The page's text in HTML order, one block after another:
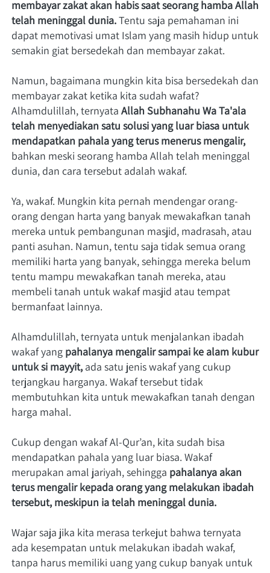
membayar zakat akan habis saat seorang hamba Allah
telah meninggal dunia. Tentu saja pemahaman ini
dapat memotivasi umat Islam yang masih hidup untuk
semakin giat bersedekah dan membayar zakat.
Namun, bagaimana mungkin kita bisa bersedekah dan
membayar zakat ketika kita sudah wafat?
Alhamdulillah, ternyata Allah Subhanahu Wa Ta'ala
telah menyediakan satu solusi yang luar biasa untuk
mendapatkan pahala yang terus menerus mengalir,
bahkan meski seorang hamba Allah telah meninggal
dunia, dan cara tersebut adalah wakaf.
Ya, wakaf. Mungkin kita pernah mendengar orang-
orang dengan harta yang banyak mewakafkan tanah
mereka untuk pembangunan masjid, madrasah, atau
panti asuhan. Namun, tentu saja tidak semua orang
memiliki harta yang banyak, sehingga mereka belum
tentu mampu mewakafkan tanah mereka, atau
membeli tanah untuk wakaf masjid atau tempat
bermanfaat lainnya.
Alhamdulillah, ternyata untuk menjalankan ibadah
wakaf yang pahalanya mengalir sampai ke alam kubur
untuk si mayyit, ada satu jenis wakaf yang cukup
terjangkau harganya. Wakaf tersebut tidak
membutuhkan kita untuk mewakafkan tanah dengan
harga mahal.
Cukup dengan wakaf Al-Qur’an, kita sudah bisa
mendapatkan pahala yang luar biasa. Wakaf
merupakan amal jariyah, sehingga pahalanya akan
terus mengalir kepada orang yang melakukan ibadah
tersebut, meskipun ia telah meninggal dunia.
Wajar saja jika kita merasa terkejut bahwa ternyata
ada kesempatan untuk melakukan ibadah wakaf,
tanpa harus memiliki uang yang cukup banyak untuk